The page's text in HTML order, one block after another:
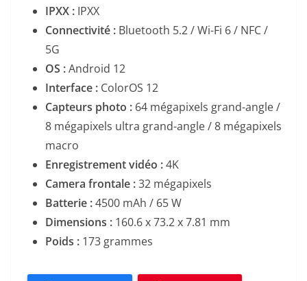
IPXX : IPXX
Connectivité : Bluetooth 5.2 / Wi-Fi 6 / NFC /
5G
OS :Android 12
Interface : ColorOS 12
Capteurs photo : 64 mégapixels grand-angle /
8 mégapixels ultra grand-angle / 8 mégapixels
macro
Enregistrement vidéo :4K
Camera frontale :32 mégapixels
Batterie :4500 mAh / 65 W
Dimensions : 160.6 x 73.2 x 7.81 mm
Poids : 173 grammes